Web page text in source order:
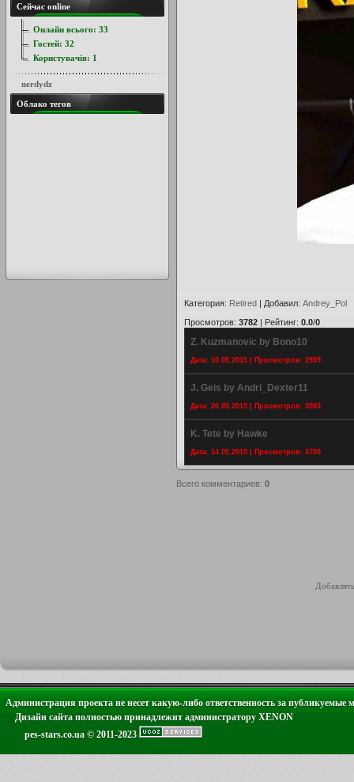
Категория: Retired | Добавил: Andrey_Pol
Просмотров: 3782 | Рейтинг: 0.0/0
Z. Kuzmanovic by Bono10
Дата: 10.05.2015 | Просмотров: 2959
J. Geis by Andri_Dexter11
Дата: 26.05.2015 | Просмотров: 3003
K. Tete by Hawke
Дата: 14.05.2015 | Просмотров: 4700
Всего комментариев: 0
Сейчас online
Онлайн всього: 33
Гостей: 32
Користувачів: 1
nerdydz
Облако тегов
Администрация проекта не несет какую-либо ответственность за публикуемые
Дизайн сайта полностью принадлежит администратору XENON
pes-stars.co.ua © 2011-2023